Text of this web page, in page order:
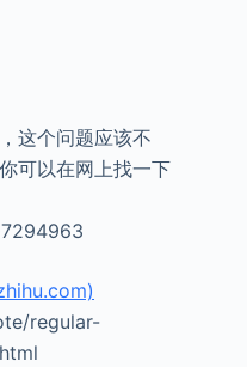
这个问题应该不
可以在网上找一下
regular-